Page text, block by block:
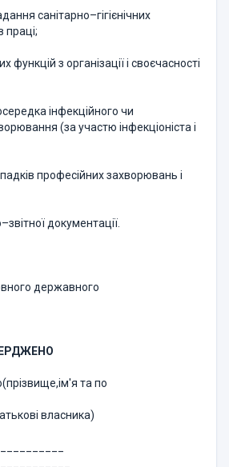
санітарно–гігієнічних
праці;
з організації і своєчасності
інфекційного чи
(за участю інфекціоніста і
професійних захворювань і
документації.
державного
та по
власника)